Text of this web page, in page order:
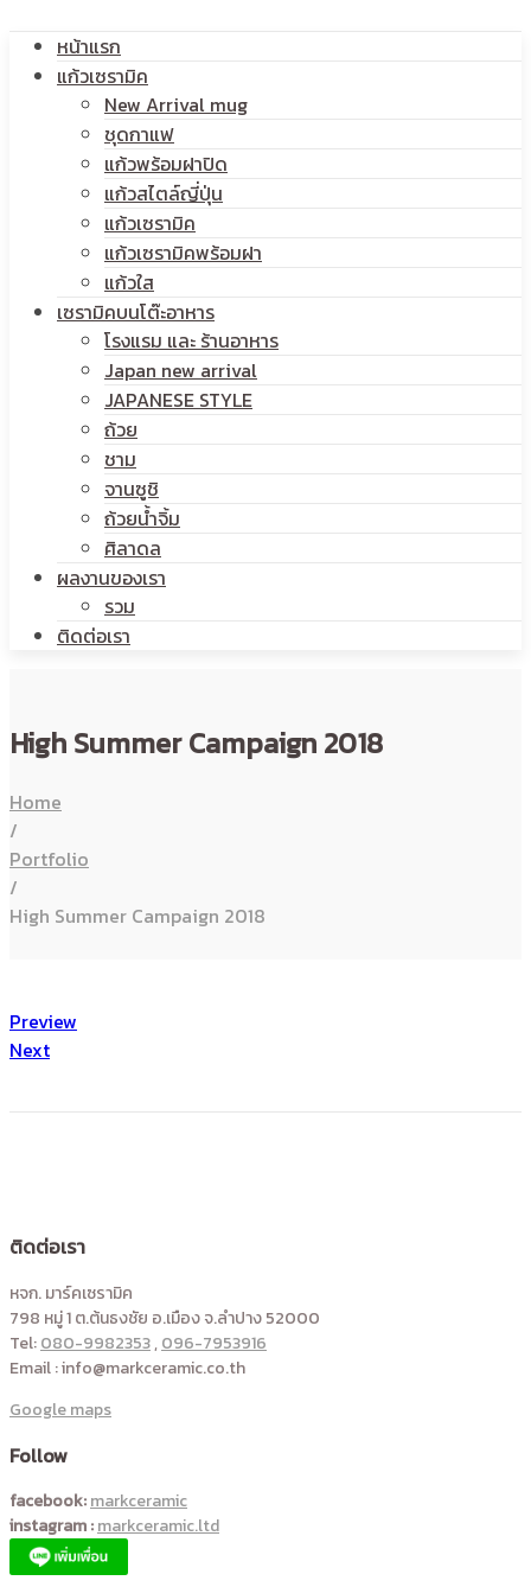
สกรีน
หน้าแรก
แก้วเซรามิค
New Arrival mug
ชุดกาแฟ
แก้วพร้อมฝาปิด
แก้วสไตล์ญี่ปุ่น
แก้วเซรามิค
แก้วเซรามิคพร้อมฝา
แก้วใส
เซรามิคบนโต๊ะอาหาร
โรงแรม และ ร้านอาหาร
Japan new arrival
JAPANESE STYLE
ถ้วย
ชาม
จานซูชิ
ถ้วยน้ำจิ้ม
ศิลาดล
ผลงานของเรา
รวม
ติดต่อเรา
High Summer Campaign 2018
Home
/
Portfolio
/
High Summer Campaign 2018
Preview
Next
ติดต่อเรา
หจก. มาร์คเซรามิค
798 หมู่ 1 ต.ต้นธงชัย อ.เมือง จ.ลำปาง 52000
Tel:080-9982353,096-7953916
Email : info@markceramic.co.th
Google maps
Follow
facebook:markceramic
instagram :markceramic.ltd